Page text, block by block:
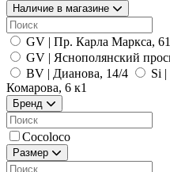
Наличие в магазине
GV | Пр. Карла Маркса,
GV | Яснополянский
BV | Дианова, 14/4
Si
Комарова, 6 к1
Бренд
Cocoloco
Размер